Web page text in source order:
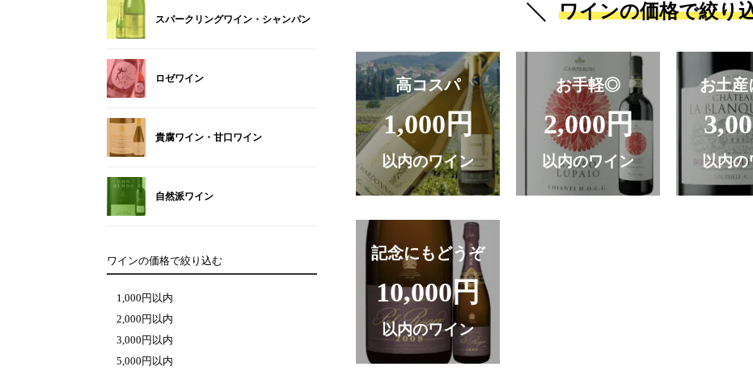
スパークリングワイン・シャンパン
ロゼワイン
貴腐ワイン・甘口ワイン
自然派ワイン
ワインの価格で絞り込む
1,000円以内
2,000円以内
3,000円以内
5,000円以内
ワインの価格で絞り
高コスパ
1,000円
以内のワイン
お手軽◎
2,000円
以内のワイン
お土
以内の
記念にもどうぞ
10,000円
以内のワイン